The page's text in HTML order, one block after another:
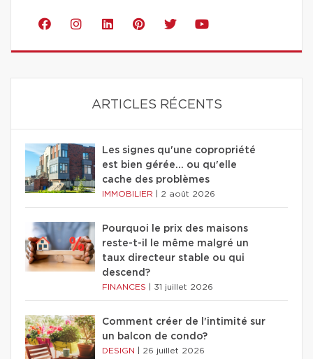
ARTICLES RÉCENTS
Les signes qu'une copropriété
est bien gérée… ou qu'elle
cache des problèmes
IMMOBILIER 2 août 2026
Pourquoi le prix des maisons
reste-t-il le même malgré un
taux directeur stable ou qui
descend?
FINANCES 31 juillet 2026
Comment créer de l'intimité sur
un balcon de condo?
DESIGN 26 juillet 2026